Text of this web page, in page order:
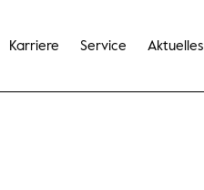
Karriere Service Aktuelles